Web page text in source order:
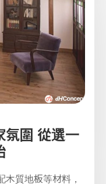
氛圍 從選一
質地板等材料，